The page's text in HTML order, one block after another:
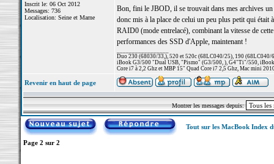
Inscrit le: 06 Oct 2012
Messages: 736
Localisation: Seine et Marne
Bon, fini le JBOD, il se trouvait dans mes archives
donc mis à la place de celui un peu plus petit qui
RAID0 (mode entrelacé), combinant la vitesse de
performances des SSD d'Apple, maintenant !
Duo 230 (68030/33,), 520 et 520c (68LC040/25), 190 (68LC040/
iBook G3/500 "Dual USB, "Pismo" (G3/500, ), G4"Ti"/550,
Core i7 à 2,2 Ghz et MBP 15" Quad Core i7 2,5 Ghz, Mac mini
Revenir en haut de page
Montrer les messages depuis:
Tout sur les MacBook Index
Page 2 sur 2